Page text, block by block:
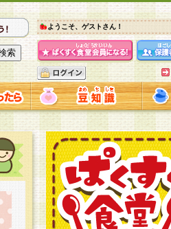
ようこそ、ゲストさん！